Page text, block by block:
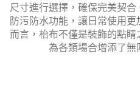
尺寸進行選擇，確保完美契
防污防水功能，讓日常使用
而言，枱布不僅是裝飾的點睛
為各類場合增添了無